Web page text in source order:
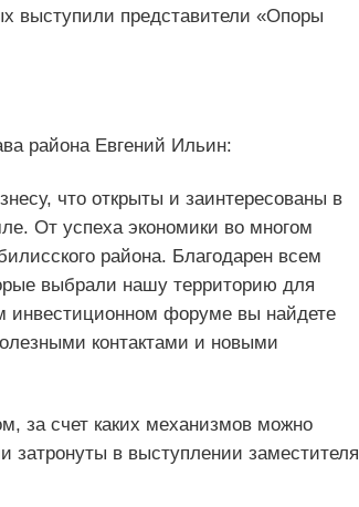
выступили представители «Опоры
района Евгений Ильин:
что открыты и заинтересованы в
От успеха экономики во многом
района. Благодарен всем
выбрали нашу территорию для
инвестиционном форуме вы найдете
контактами и новыми
за счет каких механизмов можно
затронуты в выступлении заместителя